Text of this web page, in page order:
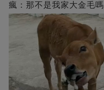
瘋：那不是我家大金毛嗎